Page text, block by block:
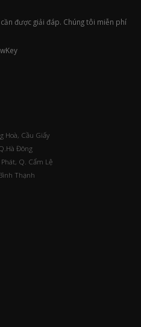
được giải đáp. Chúng tôi miễn phí
Hoà, Cầu Giấy
Đông
Q. Cẩm Lệ
Thạnh